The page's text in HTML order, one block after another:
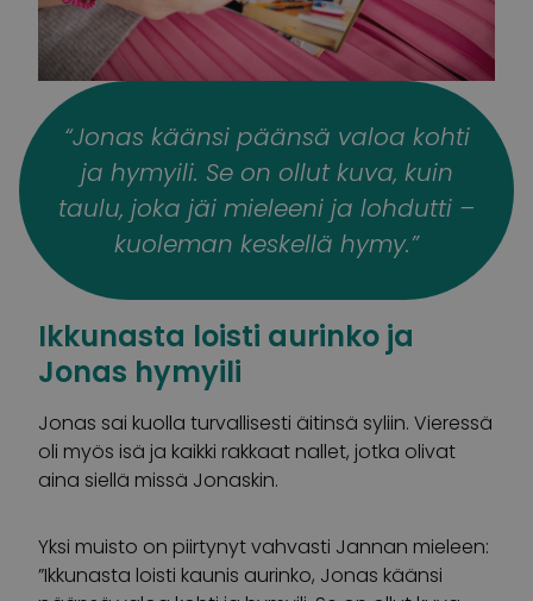
“Jonas käänsi päänsä valoa kohti
ja hymyili. Se on ollut kuva, kuin
taulu, joka jäi mieleeni ja lohdutti –
kuoleman keskellä hymy.”
Ikkunasta loisti aurinko ja
Jonas hymyili
Jonas sai kuolla turvallisesti äitinsä syliin. Vieressä
oli myös isä ja kaikki rakkaat nallet, jotka olivat
aina siellä missä Jonaskin.
Yksi muisto on piirtynyt vahvasti Jannan mieleen:
”Ikkunasta loisti kaunis aurinko, Jonas käänsi